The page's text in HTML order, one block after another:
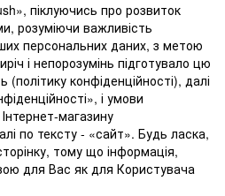
піклуючись про розвиток
розуміючи важливість
персональних даних, з метою
і непорозумінь підготувало цю
(політику конфіденційності), далі
і умови
магазину
по тексту - «сайт». Будь ласка,
тому що інформація,
для Вас як для Користувача